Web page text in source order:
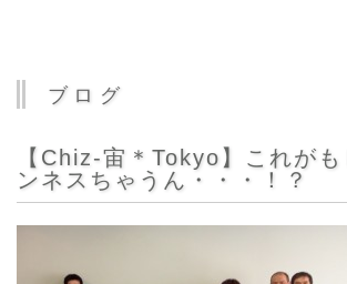
ブログ
【Chiz-宙＊Tokyo】これがも
ンネスちゃうん・・・！？